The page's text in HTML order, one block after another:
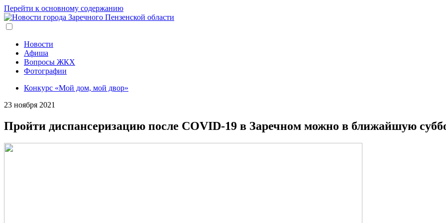
Перейти к основному содержанию
Новости
Афиша
Вопросы ЖКХ
Фотографии
Конкурс «Мой дом, мой двор»
23 ноября 2021
Пройти диспансеризацию после COVID-19 в Заречном можно в ближайшую